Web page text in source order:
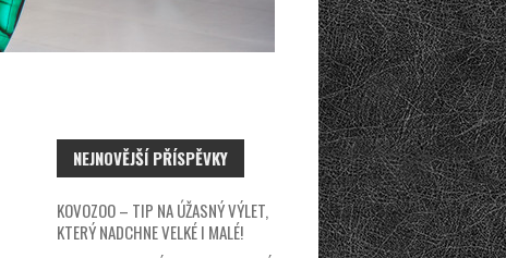
NEJNOVĚJŠÍ PŘÍSPĚVKY
KOVOZOO – TIP NA ÚŽASNÝ VÝLET,
KTERÝ NADCHNE VELKÉ I MALÉ!